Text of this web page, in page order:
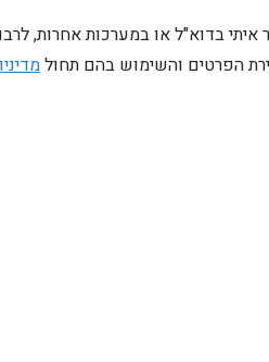
בדוא"ל או במערכות אחרות,
הפרטים והשימוש בהם תחול